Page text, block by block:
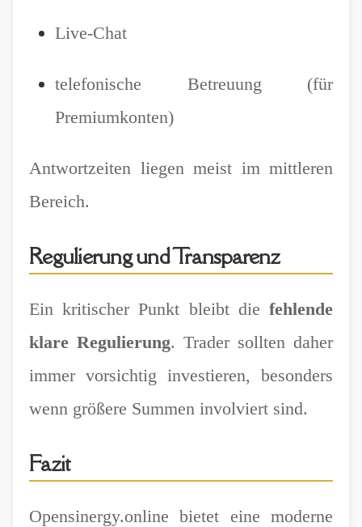
Live-Chat
telefonische Betreuung (für
Premiumkonten)
Antwortzeiten liegen meist im mittleren
Bereich.
Regulierung und Transparenz
Ein kritischer Punkt bleibt die fehlende
klare Regulierung. Trader sollten daher
immer vorsichtig investieren, besonders
wenn größere Summen involviert sind.
Fazit
Opensinergy.online bietet eine moderne